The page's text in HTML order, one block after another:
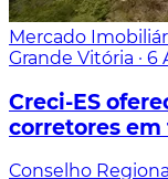
Mercado
Grande Vitória · 6
Creci-ES
corretores
Conselho